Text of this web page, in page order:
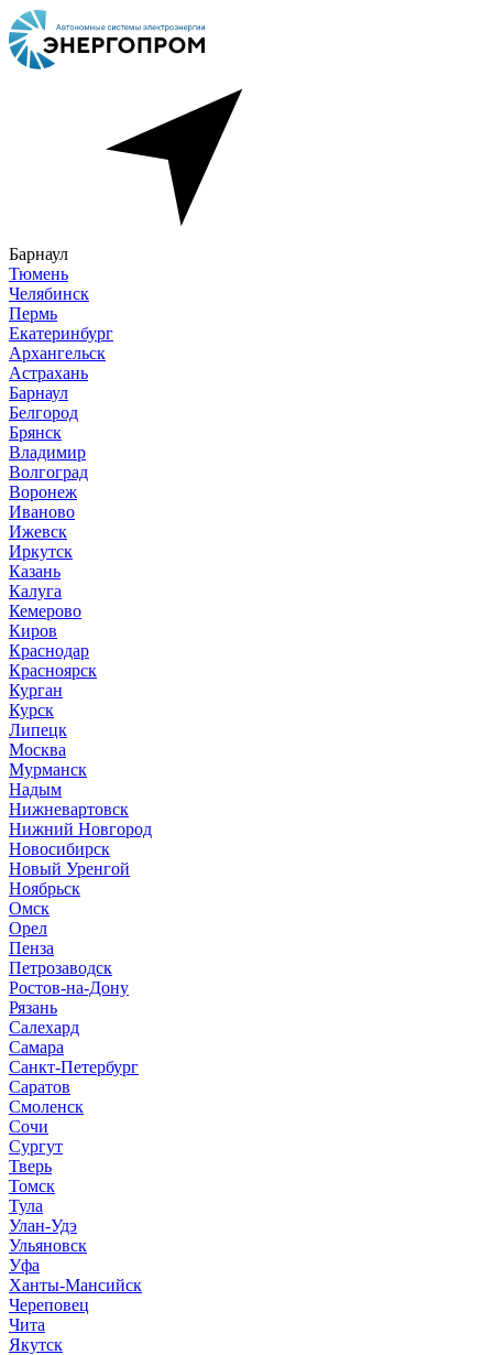
Барнаул
Тюмень
Челябинск
Пермь
Екатеринбург
Архангельск
Астрахань
Барнаул
Белгород
Брянск
Владимир
Волгоград
Воронеж
Иваново
Ижевск
Иркутск
Казань
Калуга
Кемерово
Киров
Краснодар
Красноярск
Курган
Курск
Липецк
Москва
Мурманск
Надым
Нижневартовск
Нижний Новгород
Новосибирск
Новый Уренгой
Ноябрьск
Омск
Орел
Пенза
Петрозаводск
Ростов-на-Дону
Рязань
Салехард
Самара
Санкт-Петербург
Саратов
Смоленск
Сочи
Сургут
Тверь
Томск
Тула
Улан-Удэ
Ульяновск
Уфа
Ханты-Мансийск
Череповец
Чита
Якутск